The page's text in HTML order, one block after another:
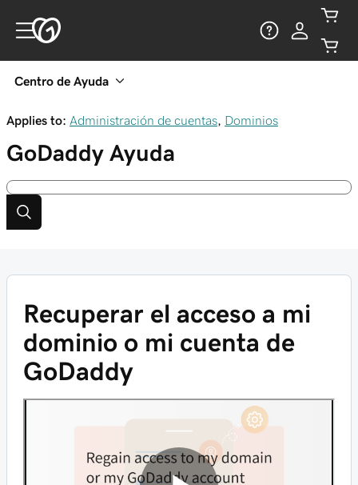
Centro de Ayuda
Applies to: Administración de cuentas Dominios
GoDaddy Ayuda
Recuperar el acceso a mi
dominio o mi cuenta de
GoDaddy